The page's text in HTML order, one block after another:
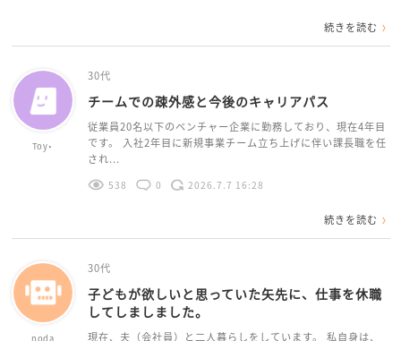
続きを読む
Toy⋆
30代
チームでの疎外感と今後のキャリアパス
従業員20名以下のベンチャー企業に勤務しており、現在4年目
です。 入社2年目に新規事業チーム立ち上げに伴い課長職を任
され...
538 0 2026.7.7 16:28
続きを読む
noda
30代
子どもが欲しいと思っていた矢先に、仕事を休職
してしましました。
現在、夫（会社員）と二人暮らしをしています。 私自身は、